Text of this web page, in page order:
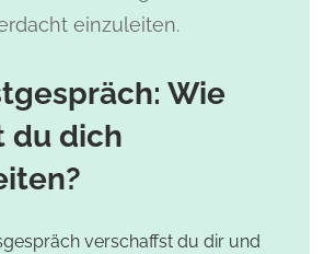
einzuleiten.
Wie
du dich
verschaffst du dir und